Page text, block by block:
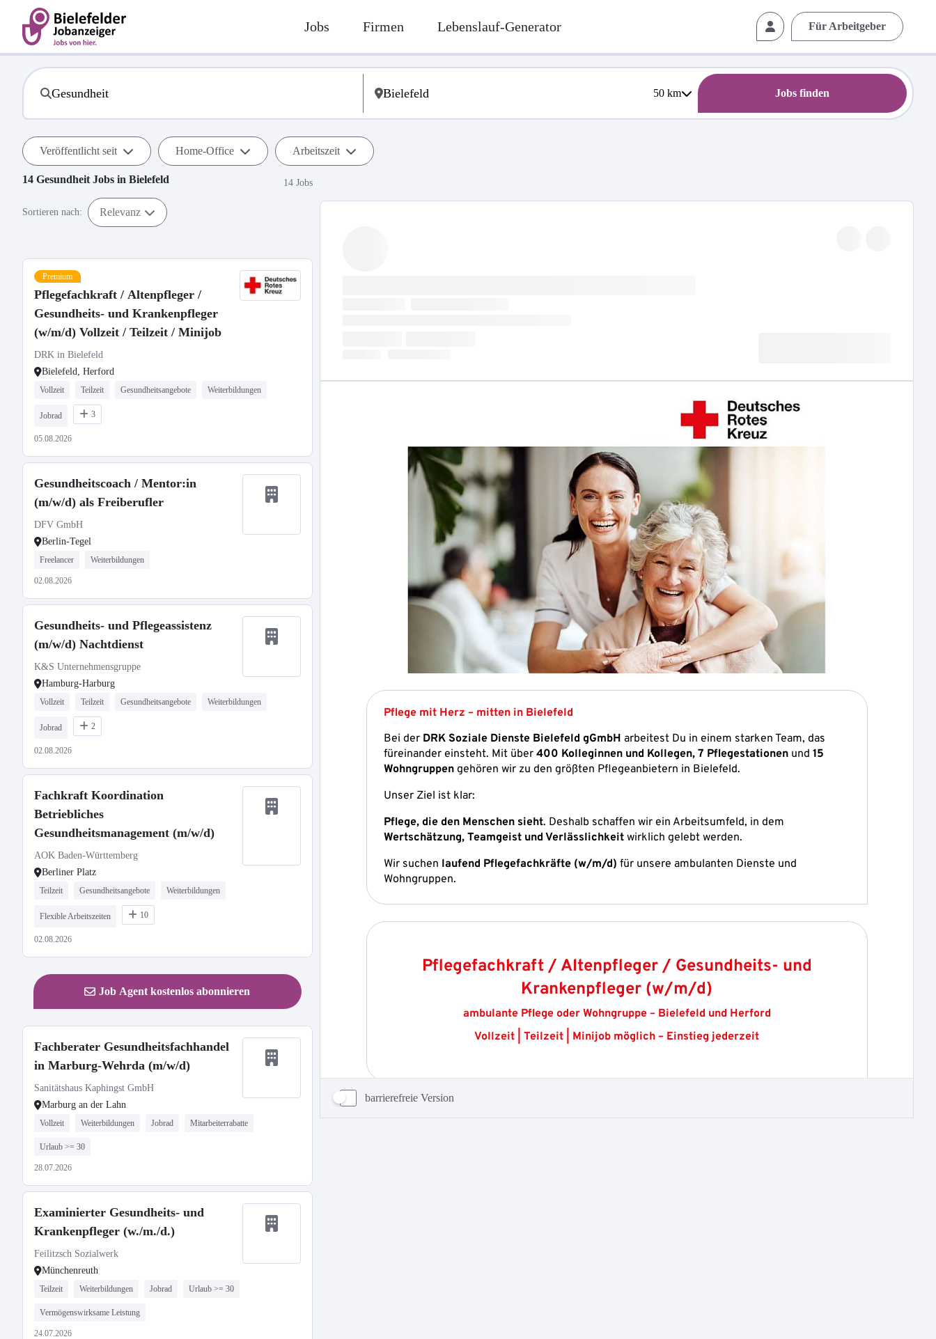
Jobs Firmen Lebenslauf-Generator Für Arbeitgeber
50km Jobs finden
Veröffentlicht seit Home-Office Arbeitszeit
14 Gesundheit Jobs in Bielefeld 14 Jobs
Sortieren nach: Relevanz
Premium
Pflegefachkraft / Altenpfleger /
Gesundheits- und Krankenpfleger
(w/m/d) Vollzeit / Teilzeit / Minijob
DRK in Bielefeld
Bielefeld, Herford
Vollzeit Teilzeit Gesundheitsangebote Weiterbildungen
Jobrad 3
05.08.2026
Gesundheitscoach / Mentor:in
(m/w/d) als Freiberufler
DFV GmbH
Berlin-Tegel
Freelancer Weiterbildungen
02.08.2026
Gesundheits- und Pflegeassistenz
(m/w/d) Nachtdienst
K&S Unternehmensgruppe
Hamburg-Harburg
Vollzeit Teilzeit Gesundheitsangebote Weiterbildungen
Jobrad 2
02.08.2026
Fachkraft Koordination
Betriebliches
Gesundheitsmanagement (m/w/d)
AOK Baden-Württemberg
Berliner Platz
Teilzeit Gesundheitsangebote Weiterbildungen
Flexible Arbeitszeiten 10
02.08.2026
Job Agent kostenlos abonnieren
Fachberater Gesundheitsfachhandel
in Marburg-Wehrda (m/w/d)
Sanitätshaus Kaphingst GmbH
Marburg an der Lahn
Vollzeit Weiterbildungen Jobrad Mitarbeiterrabatte
Urlaub >= 30
28.07.2026
Examinierter Gesundheits- und
Krankenpfleger (w./m./d.)
Feilitzsch Sozialwerk
Münchenreuth
Teilzeit Weiterbildungen Jobrad Urlaub >= 30
Vermögenswirksame Leistung
24.07.2026
barrierefreie Version